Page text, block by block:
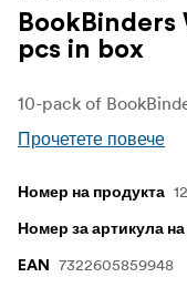
pcs in box
10-pack of
Прочетете повече
Номер на продукта
Номер за артикула
EAN 7322605859948